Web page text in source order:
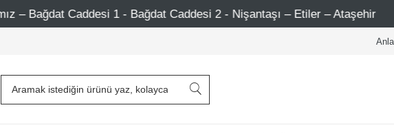
1 - Bağdat Caddesi 2 - Nişantaşı – Etiler – Ataşehir 750 TL Üzeri